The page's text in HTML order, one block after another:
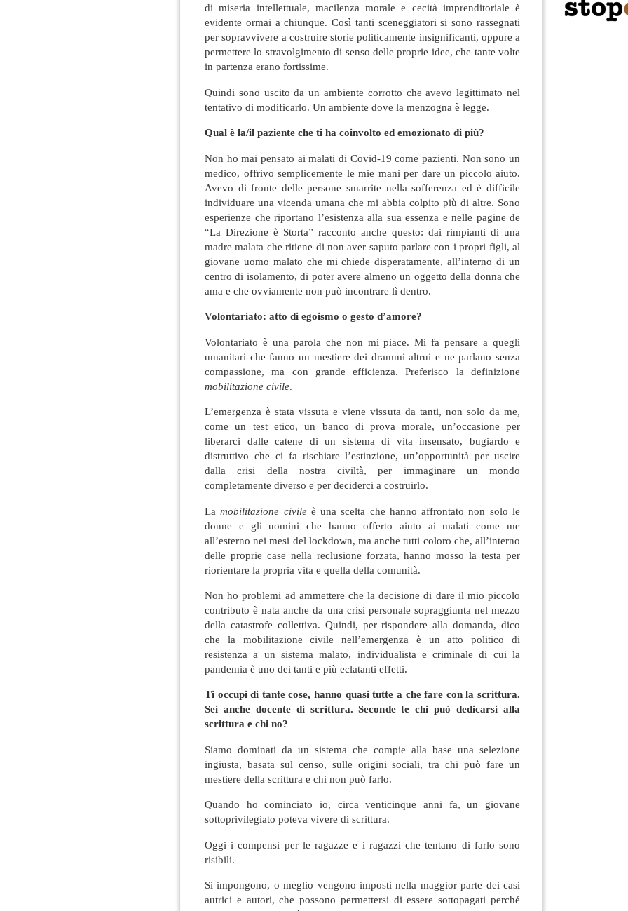
di miseria intellettuale, macilenza morale e cecità imprenditoriale è
evidente ormai a chiunque. Così tanti sceneggiatori si sono rassegnati
per sopravvivere a costruire storie politicamente insignificanti, oppure a
permettere lo stravolgimento di senso delle proprie idee, che tante volte
in partenza erano fortissime.
Quindi sono uscito da un ambiente corrotto che avevo legittimato nel
tentativo di modificarlo. Un ambiente dove la menzogna è legge.
Qual è la/il paziente che ti ha coinvolto ed emozionato di più?
Non ho mai pensato ai malati di Covid-19 come pazienti. Non sono un
medico, offrivo semplicemente le mie mani per dare un piccolo aiuto.
Avevo di fronte delle persone smarrite nella sofferenza ed è difficile
individuare una vicenda umana che mi abbia colpito più di altre. Sono
esperienze che riportano l’esistenza alla sua essenza e nelle pagine de
“La Direzione è Storta” racconto anche questo: dai rimpianti di una
madre malata che ritiene di non aver saputo parlare con i propri figli, al
giovane uomo malato che mi chiede disperatamente, all’interno di un
centro di isolamento, di poter avere almeno un oggetto della donna che
ama e che ovviamente non può incontrare lì dentro.
Volontariato: atto di egoismo o gesto d’amore?
Volontariato è una parola che non mi piace. Mi fa pensare a quegli
umanitari che fanno un mestiere dei drammi altrui e ne parlano senza
compassione, ma con grande efficienza. Preferisco la definizione
mobilitazione civile.
L’emergenza è stata vissuta e viene vissuta da tanti, non solo da me,
come un test etico, un banco di prova morale, un’occasione per
liberarci dalle catene di un sistema di vita insensato, bugiardo e
distruttivo che ci fa rischiare l’estinzione, un’opportunità per uscire
dalla crisi della nostra civiltà, per immaginare un mondo
completamente diverso e per deciderci a costruirlo.
Lamobilitazione civile è una scelta che hanno affrontato non solo le
donne e gli uomini che hanno offerto aiuto ai malati come me
all’esterno nei mesi del lockdown, ma anche tutti coloro che, all’interno
delle proprie case nella reclusione forzata, hanno mosso la testa per
riorientare la propria vita e quella della comunità.
Non ho problemi ad ammettere che la decisione di dare il mio piccolo
contributo è nata anche da una crisi personale sopraggiunta nel mezzo
della catastrofe collettiva. Quindi, per rispondere alla domanda, dico
che la mobilitazione civile nell’emergenza è un atto politico di
resistenza a un sistema malato, individualista e criminale di cui la
pandemia è uno dei tanti e più eclatanti effetti.
Ti occupi di tante cose, hanno quasi tutte a che fare con la scrittura.
Sei anche docente di scrittura. Seconde te chi può dedicarsi alla
scrittura e chi no?
Siamo dominati da un sistema che compie alla base una selezione
ingiusta, basata sul censo, sulle origini sociali, tra chi può fare un
mestiere della scrittura e chi non può farlo.
Quando ho cominciato io, circa venticinque anni fa, un giovane
sottoprivilegiato poteva vivere di scrittura.
Oggi i compensi per le ragazze e i ragazzi che tentano di farlo sono
risibili.
Si impongono, o meglio vengono imposti nella maggior parte dei casi
autrici e autori, che possono permettersi di essere sottopagati perché